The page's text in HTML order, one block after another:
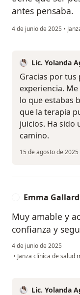
antes pensaba.
4 de junio de 2025 •
Lic. Yolanda
Gracias por
experiencia.
lo que estabas
que la terapia
juicios. Ha sido
camino.
15 de agosto de 2025
Emma
Muy amable y
confianza y
4 de junio de 2025
• Janza clínica de salud
Lic. Yolanda